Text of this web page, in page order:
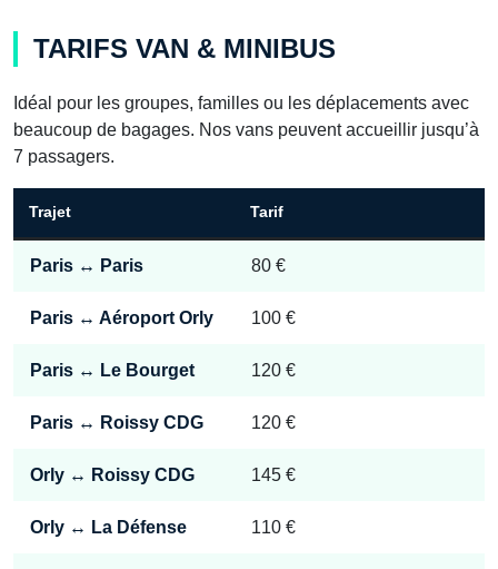
TARIFS VAN & MINIBUS
Idéal pour les groupes, familles ou les déplacements avec
beaucoup de bagages. Nos vans peuvent accueillir jusqu’à
7 passagers.
Trajet Tarif
Paris ↔ Paris 80 €
Paris ↔ Aéroport Orly 100 €
Paris ↔ Le Bourget 120 €
Paris ↔ Roissy CDG 120 €
Orly ↔ Roissy CDG 145 €
Orly ↔ La Défense 110 €